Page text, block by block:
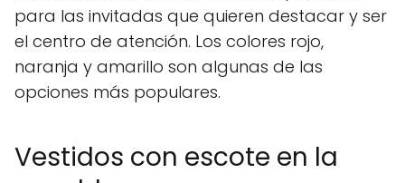
para las invitadas que quieren destacar y ser
el centro de atención. Los colores rojo,
naranja y amarillo son algunas de las
opciones más populares.
Vestidos con escote en la